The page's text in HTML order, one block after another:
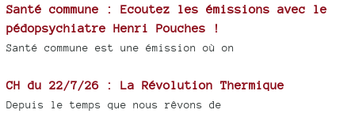
Santé commune : Ecoutez les émissions avec le
pédopsychiatre Henri Pouches !
Santé commune est une émission où on
CH du 22/7/26 : La Révolution Thermique
Depuis le temps que nous rêvons de